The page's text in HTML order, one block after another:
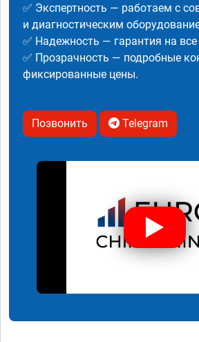
✅ Экспертность — работаем с
и диагностическим
✅ Надежность — гарантия на
✅ Прозрачность — подробные
фиксированные цены.
Позвонить Telegram